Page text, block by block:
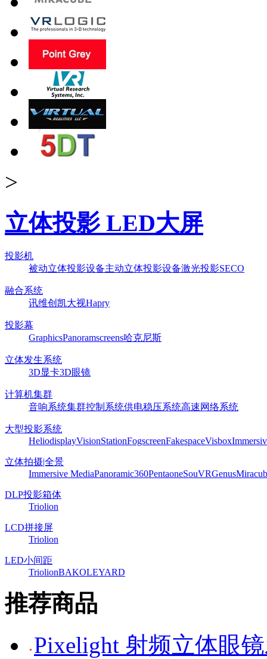
>
立体投影 LED大屏
投影机
被动立体投影设备主动立体投影设备激光投影SECO
融合系统
讯维创凯大视Hapry
投影幕
GraphicsPanoramscreens哈克尼斯
立体发生系统
3D显卡3D眼镜
计算机集群
音响系统集群控制系统供电稳压系统高速网络系统
大型投影系统
HeliodisplayVisionStationFogscreenFakespaceVisbox
立体拍摄|全景
Immersive MediaPanoramic360PentaoneSouVRGenus
DLP投影箱体
Triolion
LCD拼接屏
Triolion
LED小间距
TriolionBAKOLEYARD
推荐商品
Pixelight 射频立体眼